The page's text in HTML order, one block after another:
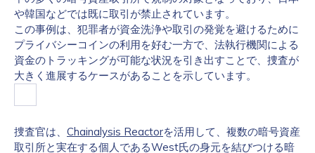
や韓国などでは既に取引が禁止されています。
この事例は、犯罪者が資金洗浄や取引の発覚を避けるために
プライバシーコインの利用を好む一方で、法執行機関による
資金のトラッキングが可能な状況を引き出すことで、捜査が
大きく進展するケースがあることを示しています。
捜査官は、 Chainalysis Reactorを活用して、複数の暗号資産
取引所と実在する個人であるWest氏の身元を結びつける暗